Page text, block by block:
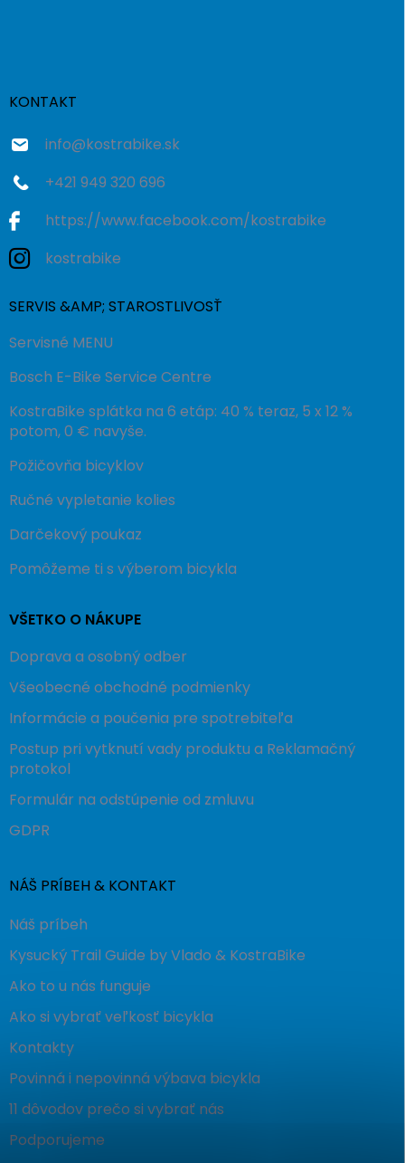
KONTAKT
info@kostrabike.sk
+421 949 320 696
https://www.facebook.com/kostrabike
kostrabike
SERVIS &AMP; STAROSTLIVOSŤ
Servisné MENU
Bosch E-Bike Service Centre
KostraBike splátka na 6 etáp: 40 % teraz, 5 x 12 %
potom, 0 € navyše.
Požičovňa bicyklov
Ručné vypletanie kolies
Darčekový poukaz
Pomôžeme ti s výberom bicykla
VŠETKO O NÁKUPE
Doprava a osobný odber
Všeobecné obchodné podmienky
Informácie a poučenia pre spotrebiteľa
Postup pri vytknutí vady produktu a Reklamačný
protokol
Formulár na odstúpenie od zmluvu
GDPR
NÁŠ PRÍBEH & KONTAKT
Náš príbeh
Kysucký Trail Guide by Vlado & KostraBike
Ako to u nás funguje
Ako si vybrať veľkosť bicykla
Kontakty
Povinná i nepovinná výbava bicykla
11 dôvodov prečo si vybrať nás
Podporujeme